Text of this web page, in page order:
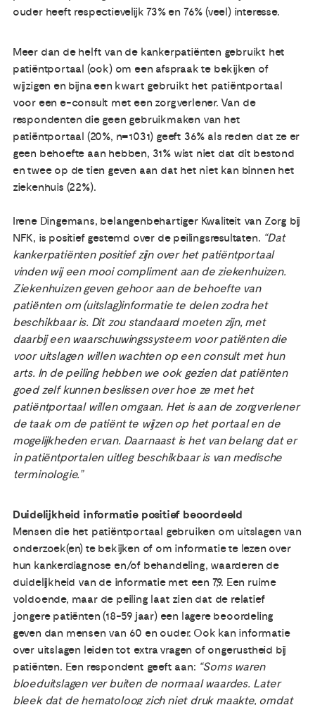
ouder heeft respectievelijk 73% en 76% (veel) interesse.
Meer dan de helft van de kankerpatiënten gebruikt het
patiëntportaal (ook) om een afspraak te bekijken of
wijzigen en bijna een kwart gebruikt het patiëntportaal
voor een e-consult met een zorgverlener. Van de
respondenten die geen gebruikmaken van het
patiëntportaal (20%, n=1031) geeft 36% als reden dat ze er
geen behoefte aan hebben, 31% wist niet dat dit bestond
en twee op de tien geven aan dat het niet kan binnen het
ziekenhuis (22%).
Irene Dingemans, belangenbehartiger Kwaliteit van Zorg bij
NFK, is positief gestemd over de peilingsresultaten. “Dat
kankerpatiënten positief zijn over het patiëntportaal
vinden wij een mooi compliment aan de ziekenhuizen.
Ziekenhuizen geven gehoor aan de behoefte van
patiënten om (uitslag)informatie te delen zodra het
beschikbaar is. Dit zou standaard moeten zijn, met
daarbij een waarschuwingssysteem voor patiënten die
voor uitslagen willen wachten op een consult met hun
arts. In de peiling hebben we ook gezien dat patiënten
goed zelf kunnen beslissen over hoe ze met het
patiëntportaal willen omgaan. Het is aan de zorgverlener
de taak om de patiënt te wijzen op het portaal en de
mogelijkheden ervan. Daarnaast is het van belang dat er
in patiëntportalen uitleg beschikbaar is van medische
terminologie.”
Duidelijkheid informatie positief beoordeeld
Mensen die het patiëntportaal gebruiken om uitslagen van
onderzoek(en) te bekijken of om informatie te lezen over
hun kankerdiagnose en/of behandeling, waarderen de
duidelijkheid van de informatie met een 7,9. Een ruime
voldoende, maar de peiling laat zien dat de relatief
jongere patiënten (18-59 jaar) een lagere beoordeling
geven dan mensen van 60 en ouder. Ook kan informatie
over uitslagen leiden tot extra vragen of ongerustheid bij
patiënten. Een respondent geeft aan: “Soms waren
bloeduitslagen ver buiten de normaal waardes. Later
bleek dat de hematoloog zich niet druk maakte, omdat